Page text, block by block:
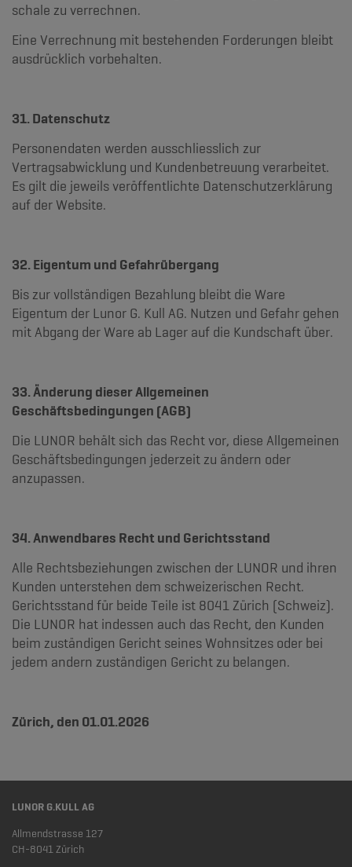
schale zu verrechnen.
Eine Verrechnung mit bestehenden Forderungen bleibt
ausdrücklich vorbehalten.
31. Datenschutz
Personendaten werden ausschliesslich zur
Vertragsabwicklung und Kundenbetreuung verarbeitet.
Es gilt die jeweils veröffentlichte Datenschutzerklärung
auf der Website.
32. Eigentum und Gefahrübergang
Bis zur vollständigen Bezahlung bleibt die Ware
Eigentum der Lunor G. Kull AG. Nutzen und Gefahr gehen
mit Abgang der Ware ab Lager auf die Kundschaft über.
33. Änderung dieser Allgemeinen
Geschäftsbedingungen (AGB)
Die LUNOR behält sich das Recht vor, diese Allgemeinen
Geschäftsbedingungen jederzeit zu ändern oder
anzupassen.
34. Anwendbares Recht und Gerichtsstand
Alle Rechtsbeziehungen zwischen der LUNOR und ihren
Kunden unterstehen dem schweizerischen Recht.
Gerichtsstand für beide Teile ist 8041 Zürich (Schweiz).
Die LUNOR hat indessen auch das Recht, den Kunden
beim zuständigen Gericht seines Wohnsitzes oder bei
jedem andern zuständigen Gericht zu belangen.
Zürich, den 01.01.2026
LUNOR G.KULL AG
Allmendstrasse 127
CH-8041 Zürich